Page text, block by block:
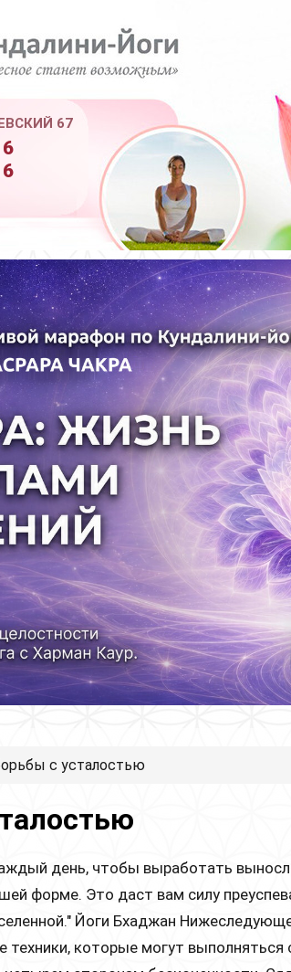
67
с усталостью
день, чтобы выработать
форме. Это даст вам силу
Йоги Бхаджан
которые могут выполняться